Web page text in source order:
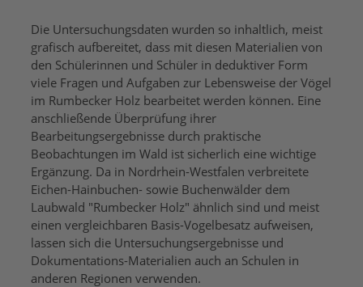
Die Untersuchungsdaten wurden so inhaltlich, meist
grafisch aufbereitet, dass mit diesen Materialien von
den Schülerinnen und Schüler in deduktiver Form
viele Fragen und Aufgaben zur Lebensweise der Vögel
im Rumbecker Holz bearbeitet werden können. Eine
anschließende Überprüfung ihrer
Bearbeitungsergebnisse durch praktische
Beobachtungen im Wald ist sicherlich eine wichtige
Ergänzung. Da in Nordrhein-Westfalen verbreitete
Eichen-Hainbuchen- sowie Buchenwälder dem
Laubwald "Rumbecker Holz" ähnlich sind und meist
einen vergleichbaren Basis-Vogelbesatz aufweisen,
lassen sich die Untersuchungsergebnisse und
Dokumentations-Materialien auch an Schulen in
anderen Regionen verwenden.